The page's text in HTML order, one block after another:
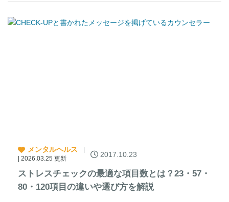
メンタルヘルス
| 2026.03.25 更新
2017.10.23
ストレスチェックの最適な項目数とは？23・57・
80・120項目の違いや選び方を解説